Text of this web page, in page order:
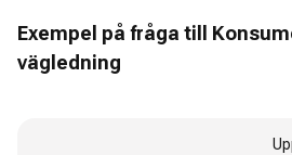
Exempel på fråga till
vägledning